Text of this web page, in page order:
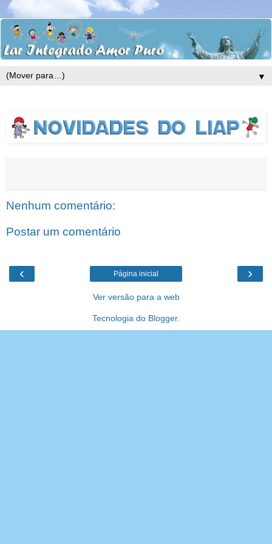
▼
Nenhum comentário:
Postar um comentário
‹ ›
Página inicial
Ver versão para a web
Tecnologia do Blogger.